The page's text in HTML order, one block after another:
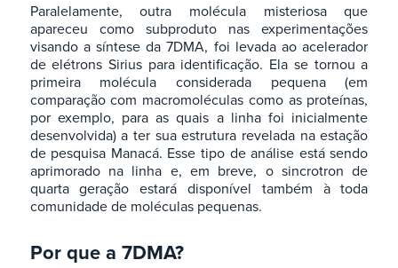
Paralelamente, outra molécula misteriosa que
apareceu como subproduto nas experimentações
visando a síntese da 7DMA, foi levada ao acelerador
de elétrons Sirius para identificação. Ela se tornou a
primeira molécula considerada pequena (em
comparação com macromoléculas como as proteínas,
por exemplo, para as quais a linha foi inicialmente
desenvolvida) a ter sua estrutura revelada na estação
de pesquisa Manacá. Esse tipo de análise está sendo
aprimorado na linha e, em breve, o sincrotron de
quarta geração estará disponível também à toda
comunidade de moléculas pequenas.
Por que a 7DMA?